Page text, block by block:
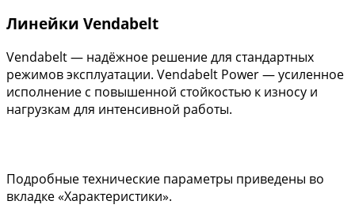
Линейки Vendabelt
Vendabelt — надёжное решение для стандартных
режимов эксплуатации. Vendabelt Power — усиленное
исполнение с повышенной стойкостью к износу и
нагрузкам для интенсивной работы.
Подробные технические параметры приведены во
вкладке «Характеристики».